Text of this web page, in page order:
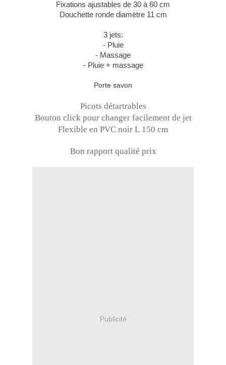
Fixations ajustables de 30 à 60 cm
Douchette ronde diamètre 11 cm
3 jets:
- Pluie
- Massage
- Pluie + massage
Porte savon
Picots détartrables
Bouton click pour changer facilement de jet
Flexible en PVC noir L 150 cm
Bon rapport qualité prix
Publicité